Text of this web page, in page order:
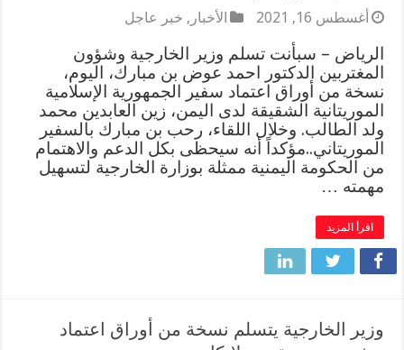
أغسطس 16, 2021 الأخبار , خبر عاجل
الرياض – سبأنت تسلم وزير الخارجية وشؤون
المغتربين الدكتور احمد عوض بن مبارك، اليوم،
نسخة من أوراق اعتماد سفير الجمهورية الإسلامية
الموريتانية الشقيقة لدى اليمن، زين العابدين محمد
ولد الطالب. وخلال اللقاء، رحب بن مبارك بالسفير
الموريتاني..مؤكداً أنه سيحظى بكل الدعم والاهتمام
من الحكومة اليمنية ممثلة بوزارة الخارجية لتسهيل
مهمته …
اقرأ المزيد
وزير الخارجية يتسلم نسخة من أوراق اعتماد